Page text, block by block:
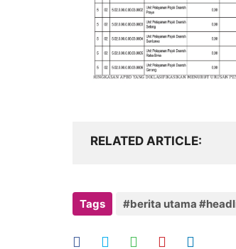
RELATED ARTICLE
Tags #berita utama